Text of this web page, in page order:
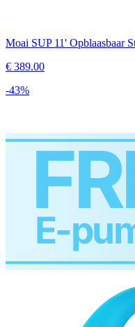
Moai SUP 11' Opblaasbaar
€ 389.00
-43%